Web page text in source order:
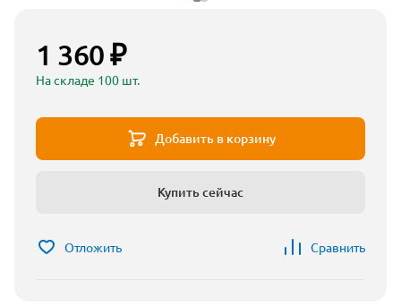
1 360 ₽
На складе 100 шт.
Добавить в корзину
Купить сейчас
Отложить Сравнить